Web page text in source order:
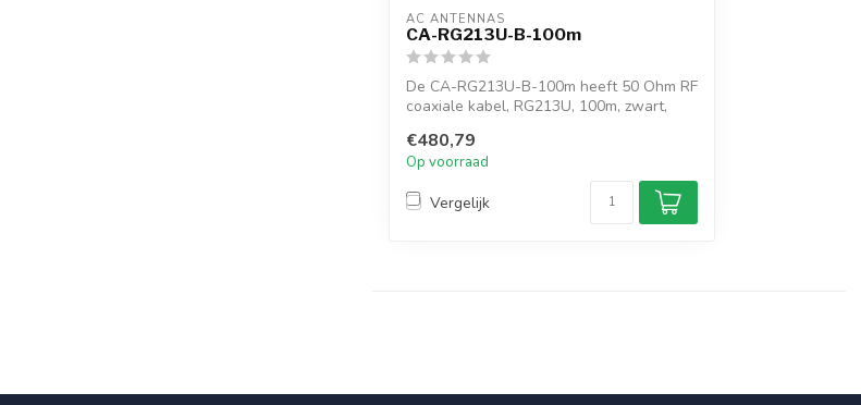
AC ANTENNAS
CA-RG213U-B-100m
De CA-RG213U-B-100m heeft 50 Ohm RF
coaxiale kabel, RG213U, 100m, zwart,
€480,79
Op voorraad
Vergelijk